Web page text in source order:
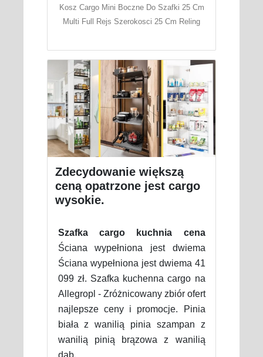
Kosz Cargo Mini Boczne Do Szafki 25 Cm
Multi Full Rejs Szerokosci 25 Cm Reling
Zdecydowanie większą
ceną opatrzone jest cargo
wysokie.
Szafka cargo kuchnia cena
Ściana wypełniona jest dwiema
Ściana wypełniona jest dwiema 41
099 zł. Szafka kuchenna cargo na
Allegropl - Zróżnicowany zbiór ofert
najlepsze ceny i promocje. Pinia
biała z wanilią pinia szampan z
wanilią pinią brązowa z wanilią
dąb.